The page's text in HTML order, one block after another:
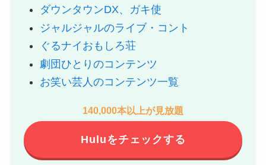
ダウンタウンDX、ガキ使
ジャルジャルのライブ・コント
ぐるナイおもしろ荘
劇団ひとりのコンテンツ
お笑い芸人のコンテンツ一覧
140,000本以上が見放題
Huluをチェックする